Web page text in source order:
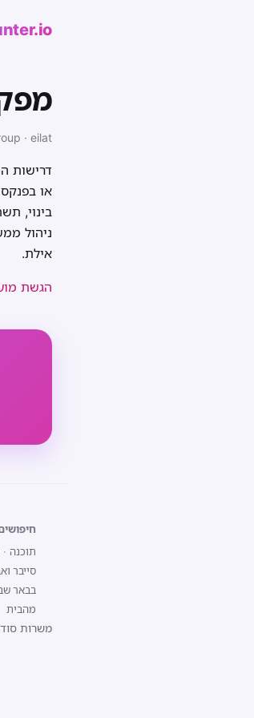
· eilat
דרישות
או בפנקס
בינוי,
אילת.
הגשת
תוכנה ·
סייבר
בבאר
מהבית
משרות